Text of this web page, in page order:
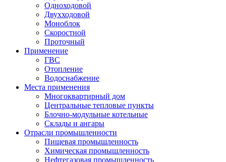
Одноходовой
Двухходовой
Моноблок
Скоростной
Проточный
Применение
ГВС
Отопление
Водоснабжение
Места применения
Многоквартирный дом
Центральные тепловые пункты
Блочно-модульные котельные
Склады и ангары
Отрасли промышленности
Пищевая промышленность
Химическая промышленность
Нефтегазовая промышленность